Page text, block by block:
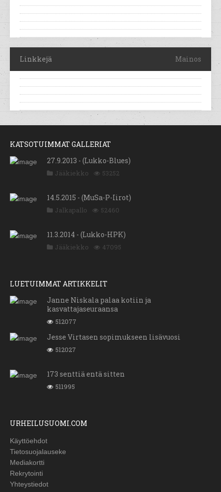
Linkkejä Mainos
KATSOTUIMMAT GALLERIAT
27.9.2013 - (Lukko-Blues)
Jääkiekko 53252
14.5.2015 - (MuSa-P-Iirot)
Jalkapallo 52460
11.3.2014 - (Lukko-HPK)
Jääkiekko 47095
LUETUIMMAT ARTIKKELIT
Janne Niskala palaa kotiin ja
kasvattajaseuraansa
512077
Jesse Virtasen sopimukseen lisävuosi
512027
173 senttiä entä sitten
511995
URHEILUSUOMI.COM
Käyttöehdot
Tietosuojalauseke
Mediakortti
Rekrytointi
Yhteystiedot